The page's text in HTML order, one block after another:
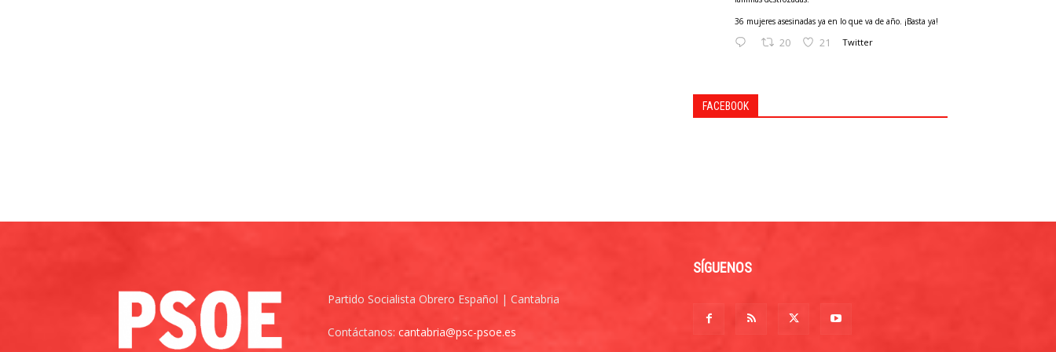
36 mujeres asesinadas ya en lo que va de año. ¡Basta ya!
20 21 Twitter
FACEBOOK
Partido Socialista Obrero Español | Cantabria
Contáctanos: cantabria@psc-psoe.es
SÍGUENOS